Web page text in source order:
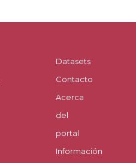
Datasets
Contacto
Acerca
del
portal
Información